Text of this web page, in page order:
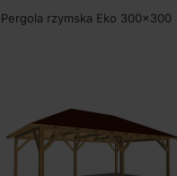
Pergola rzymska Eko 300×300
WYBIERZ OPCJE